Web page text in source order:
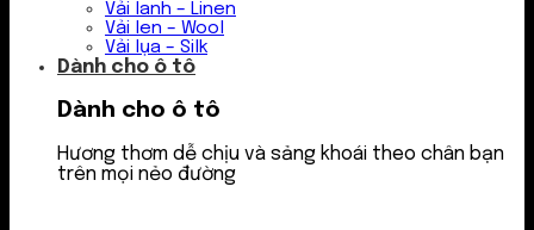
Vải lanh – Linen
Vải len – Wool
Vải lụa – Silk
Dành cho ô tô
Dành cho ô tô
Hương thơm dễ chịu và sảng khoái theo chân bạn
trên mọi nẻo đường